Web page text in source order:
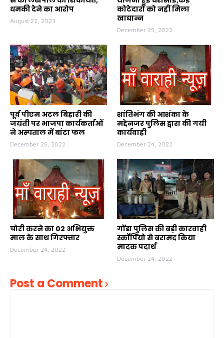
धमकी देने का आरोप
August 22, 2023
कोटेदारों को नहीं मिला
खाद्यान्न
December 25, 2022
पूर्व पीएम अटल बिहारी की
जयंती पर भाजपा कार्यकर्ताओं
ने अस्पताल में बांटा फल
December 25, 2022
शांतिभंग की आशंका के
मद्देनजर पुलिस द्वारा की गयी
कार्यवाही
December 24, 2022
चोरी करने का 02 अभियुक्त
माल के साथ गिरफ्तार
December 24, 2022
गोंडा पुलिस की बड़ी कारवाही
स्कॉर्पियो से बरामद किया
मादक पदार्थ
December 24, 2022
Post a Comment